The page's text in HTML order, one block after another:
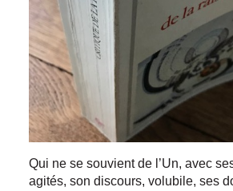
Qui ne se souvient de l’Un, avec
agités, son discours, volubile, ses